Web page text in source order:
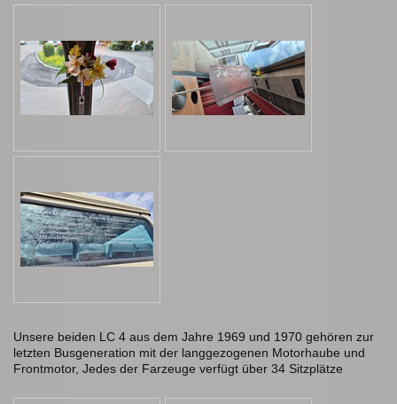
Unsere beiden LC 4 aus dem Jahre 1969 und 1970 gehören zur
letzten Busgeneration mit der langgezogenen Motorhaube und
Frontmotor, Jedes der Farzeuge verfügt über 34 Sitzplätze